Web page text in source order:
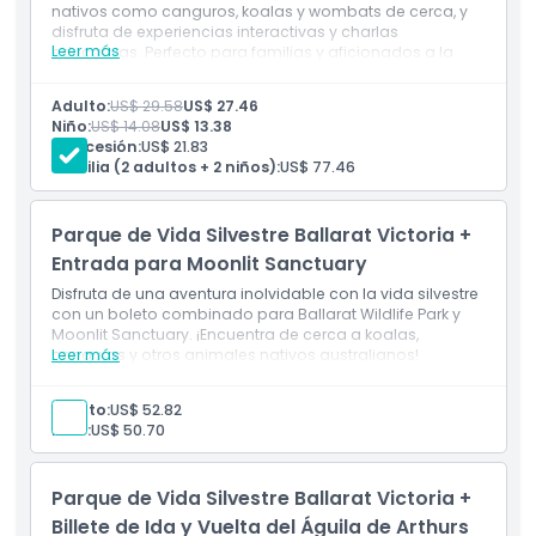
Política para Niños y Adultos
Horario de Apertura
Ubicación
Política de Cancelación
nativos como canguros, koalas y wombats de cerca, y
disfruta de experiencias interactivas y charlas
educativas. Perfecto para familias y aficionados a la
Leer más
Inclusiones
Boleto de Entrada a Ballarat Wildlife Park
Adulto:US$ 29.58US$ 27.46
Niño:US$ 14.08US$ 13.38
Concesión:US$ 21.83
Familia (2 adultos + 2 niños):US$ 77.46
Parque de Vida Silvestre Ballarat Victoria +
Entrada para Moonlit Sanctuary
Disfruta de una aventura inolvidable con la vida silvestre
con un boleto combinado para Ballarat Wildlife Park y
Moonlit Sanctuary. ¡Encuentra de cerca a koalas,
canguros y otros animales nativos australianos!
Leer más
Adulto:US$ 52.82
Niño:US$ 50.70
Parque de Vida Silvestre Ballarat Victoria +
Billete de Ida y Vuelta del Águila de Arthurs